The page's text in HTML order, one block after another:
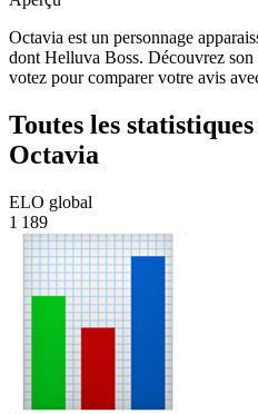
Octavia est un personnage
dont Helluva Boss. Découvrez son
votez pour comparer votre avis
Toutes les
Octavia
ELO global
1 189